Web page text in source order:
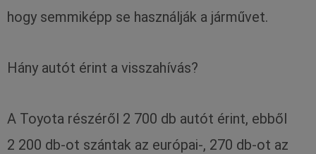
hogy semmiképp se használják a járművet.
Hány autót érint a visszahívás?
A Toyota részéről 2 700 db autót érint, ebből
2 200 db-ot szántak az európai-, 270 db-ot az